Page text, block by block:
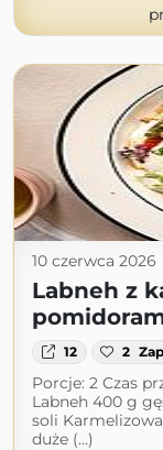
10 czerwca 2026
Labneh z
12 2
Porcje: 2 Czas
Labneh 400 g
soli
duże (...)